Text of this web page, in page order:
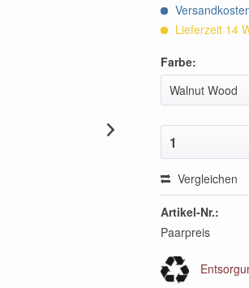
Lieferzeit 14
Farbe:
Walnut Wood
1
Vergleichen
Artikel-Nr.:
Paarpreis